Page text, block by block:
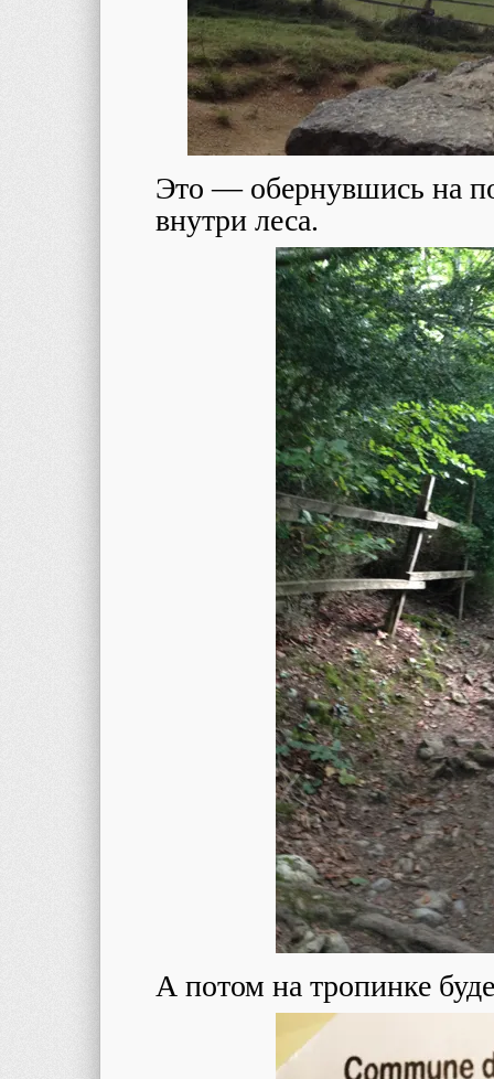
Это — обернувшись на
внутри леса.
А потом на тропинке